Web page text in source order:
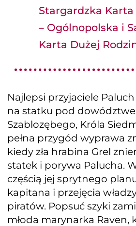
Stargardzka Karta
– Ogólnopolska i
Karta Dużej
Najlepsi przyjaciele Paluch
na statku pod
Szablozębego, Króla
pełna przygód wyprawa
kiedy zła hrabina Grel
statek i porywa Palucha.
częścią jej sprytnego
kapitana i przejęcia
piratów. Popsuć szyki
młoda marynarka Raven,